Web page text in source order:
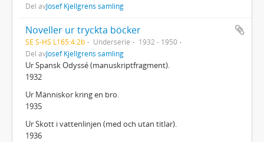
Del avJosef Kjellgrens samling
Noveller ur tryckta böcker
SE S-HS L165:4:2b Underserie
1932 - 1950
Del avJosef Kjellgrens samling
Ur Spansk Odyssé (manuskriptfragment).
1932
Ur Människor kring en bro.
1935
Ur Skott i vattenlinjen (med och utan titlar).
1936